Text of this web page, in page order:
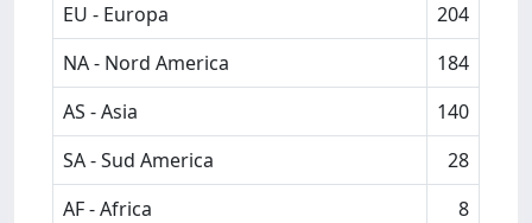
EU - Europa
204
NA - Nord America
184
AS - Asia
140
SA - Sud America
28
AF - Africa
8